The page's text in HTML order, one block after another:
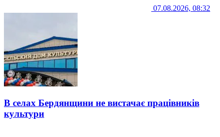
07.08.2026, 08:32
В селах Бердянщини не вистачає працівників
культури